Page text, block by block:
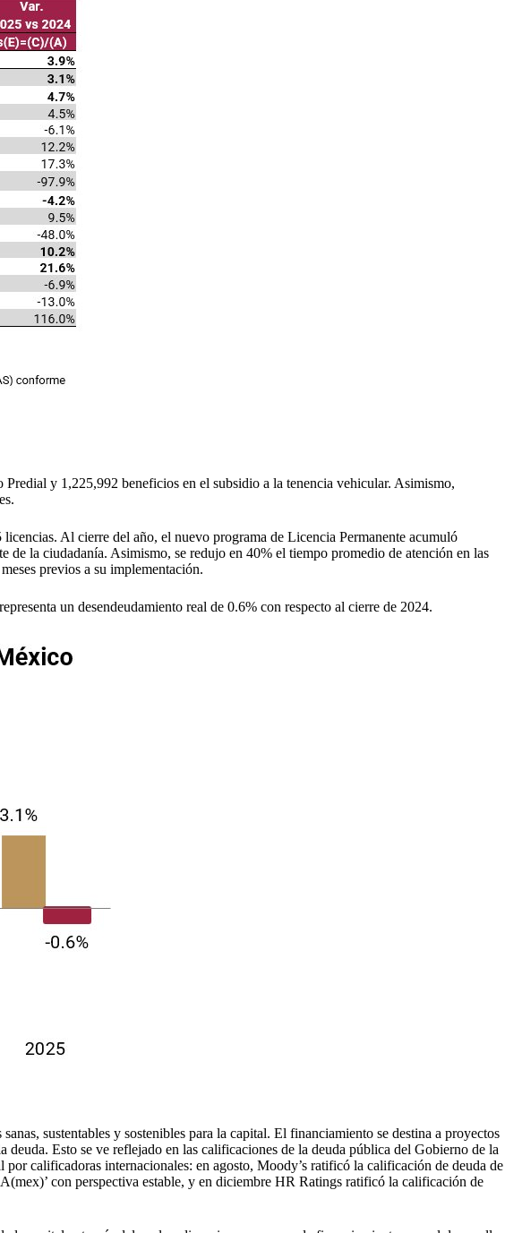
y 1,225,992 beneficios en el subsidio a la tenencia vehicular. Asimismo,
Al cierre del año, el nuevo programa de Licencia Permanente acumuló
la ciudadanía. Asimismo, se redujo en 40% el tiempo promedio de atención en las
previos a su implementación.
un desendeudamiento real de 0.6% con respecto al cierre de 2024.
sustentables y sostenibles para la capital. El financiamiento se destina a proyectos
Esto se ve reflejado en las calificaciones de la deuda pública del Gobierno de la
calificadoras internacionales: en agosto, Moody’s ratificó la calificación de deuda de
con perspectiva estable, y en diciembre HR Ratings ratificó la calificación de